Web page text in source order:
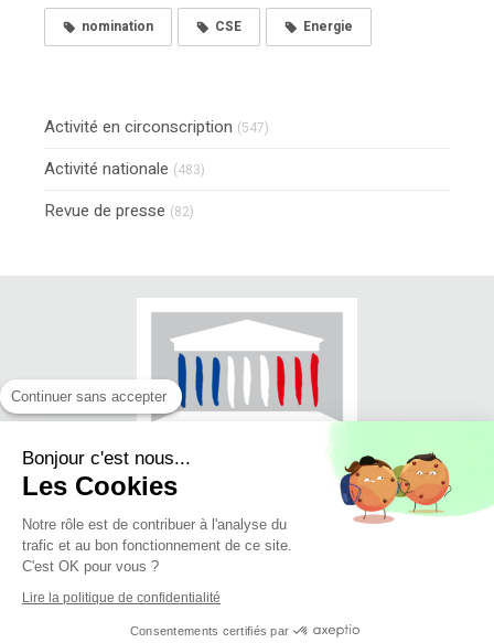
nomination CSE Energie
Activité en circonscription (547)
Activité nationale (483)
Revue de presse (82)
© Jean-Luc FUGIT - Député du Rhône
Continuer sans accepter
Bonjour c'est nous...
Les Cookies
Notre rôle est de contribuer à l'analyse du
trafic et au bon fonctionnement de ce site.
C'est OK pour vous ?
Lire la politique de confidentialité
Consentements certifiés par